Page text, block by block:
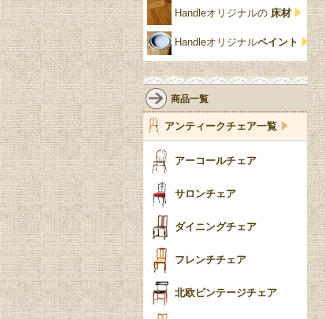
スリッパ収納
壁掛け家具
パーテーション・間
仕切り
ガーデンファニチャ
ミッドセンチュリー
アールデコ
脚のモチーフ一覧
ターニングレッグ
バルボスレッグ
ボビンターニング
ツイスト
チェスターフィールド
リリパットレーン
アングルポイズ
ウォーカー＆ホール
Handleオリジナルの 床材
Handleオリジナルペイント
商品一覧
アンティークチェア一覧
アーコールチェア
サロンチェア
ダイニングチェア
フレンチチェア
北欧ビンテージチェア